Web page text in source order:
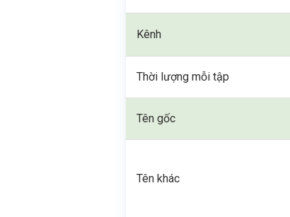
Kênh
Thời lượng mỗi tập
Tên gốc
Tên khác